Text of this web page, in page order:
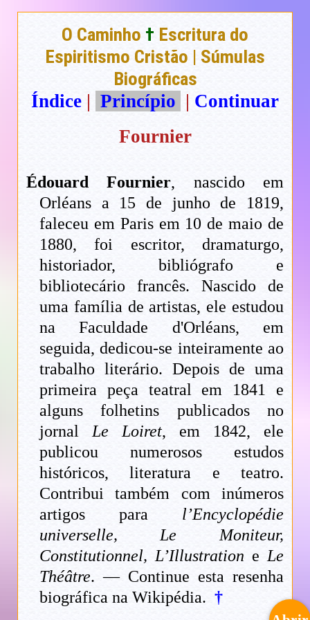
O Caminho † Escritura do
Espiritismo Cristão | Súmulas
Biográficas
Índice | Princípio | Continuar
Fournier
Édouard Fournier, nascido em
Orléans a 15 de junho de 1819,
faleceu em Paris em 10 de maio de
1880, foi escritor, dramaturgo,
historiador, bibliógrafo e
bibliotecário francês. Nascido de
uma família de artistas, ele estudou
na Faculdade d'Orléans, em
seguida, dedicou-se inteiramente ao
trabalho literário. Depois de uma
primeira peça teatral em 1841 e
alguns folhetins publicados no
jornalLe Loiret, em 1842, ele
publicou numerosos estudos
históricos, literatura e teatro.
Contribui também com inúmeros
artigos para l’Encyclopédie
universelle, Le Moniteur,
Constitutionnel, L’Illustration eLe
Théâtre. — Continue esta resenha
biográfica na Wikipédia. †